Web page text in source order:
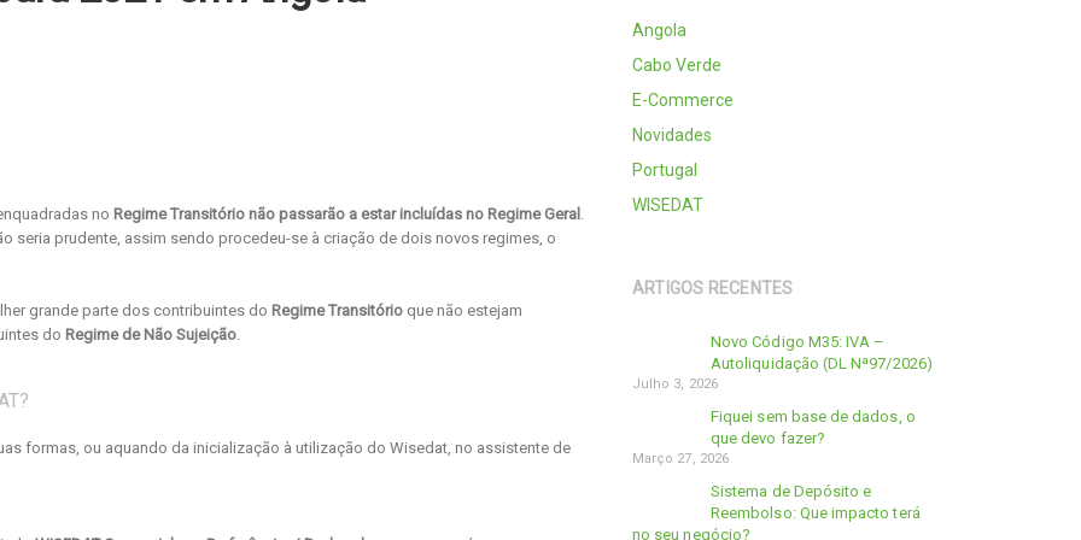
no Regime Transitório não passarão a estar incluídas no Regime Geral
seria prudente, assim sendo procedeu-se à criação de dois novos regimes, o
grande parte dos contribuintes do Regime Transitório que não estejam
do Regime de Não Sujeição
formas, ou aquando da inicialização à utilização do Wisedat, no assistente de
Angola
Cabo Verde
E-Commerce
Novidades
Portugal
WISEDAT
ARTIGOS RECENTES
Novo Código M35: IVA –
Autoliquidação (DL Nª97/2026)
Julho 3, 2026
Fiquei sem base de dados, o
que devo fazer?
Março 27, 2026
Sistema de Depósito e
Reembolso: Que impacto terá
no seu negócio?